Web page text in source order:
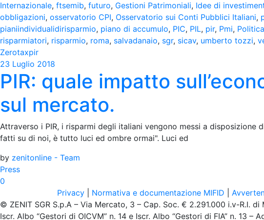
Internazionale, ftsemib, futuro, Gestioni Patrimoniali, Idee di
obbligazioni, osservatorio CPI, Osservatorio sui Conti Pubblici Italiani,
pianiindividualidirisparmio, piano di accumulo, PIC, PIL, pir, Pmi,
risparmiatori, risparmio, roma, salvadanaio, sgr, sicav, umberto tozzi,
Zerotaxpir
23 Luglio 2018
PIR: quale impatto
sul mercato.
Attraverso i PIR, i risparmi degli italiani vengono messi a
fatti su di noi, è tutto luci ed ombre ormai". Luci ed
by zenitonline - Team
Press
0
Privacy
Normativa e documentazione MIFID
© ZENIT SGR S.p.A – Via Mercato, 3 – Cap. Soc. € 2.291.000 i.v-R.I.
Iscr. Albo “Gestori di OICVM” n. 14 e Iscr. Albo “Gestori di FIA” n. 13 –